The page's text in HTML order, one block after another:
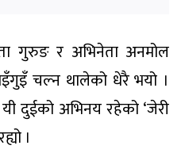
गुरुङ र अभिनेता अनमोल
चल्न थालेको धेरै भयो ।
दुईको अभिनय रहेको ‘जेरी
।